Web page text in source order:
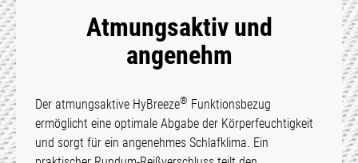
Atmungsaktiv und
angenehm
Der atmungsaktive HyBreeze® Funktions­bezug
ermöglicht eine optimale Abgabe der Körper­feuchtigkeit
und sorgt für ein angenehmes Schlaf­klima. Ein